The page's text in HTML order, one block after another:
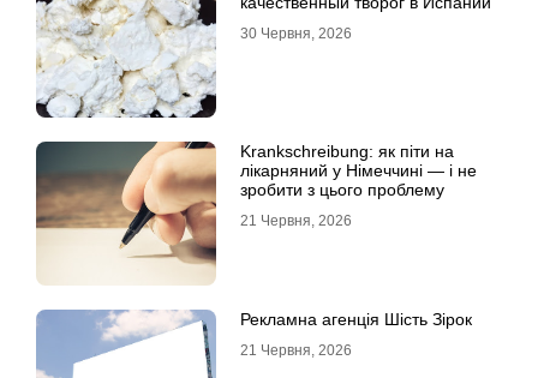
30 Червня, 2026
Krankschreibung: як піти на
лікарняний у Німеччині — і не
зробити з цього проблему
21 Червня, 2026
Рекламна агенція Шість Зірок
21 Червня, 2026